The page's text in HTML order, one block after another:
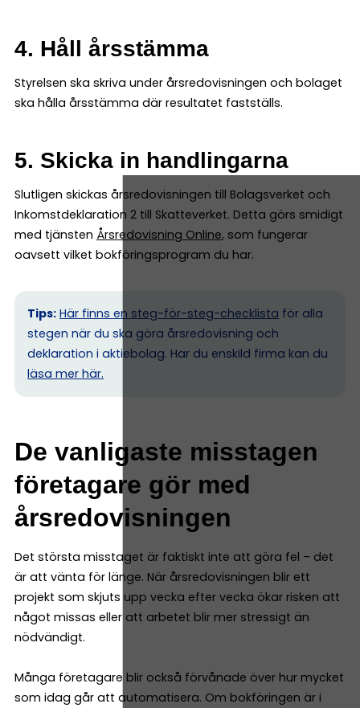
4. Håll årsstämma
Styrelsen ska skriva under årsredovisningen och bolaget
ska hålla årsstämma där resultatet fastställs.
5. Skicka in handlingarna
Slutligen skickas årsredovisningen till Bolagsverket och
Inkomstdeklaration 2 till Skatteverket. Detta görs smidigt
med tjänsten Årsredovisning Online, som fungerar
oavsett vilket bokföringsprogram du har.
Tips: Här finns en steg-för-steg-checklista för alla
stegen när du ska göra årsredovisning och
deklaration i aktiebolag. Har du enskild firma kan du
läsa mer här.
De vanligaste misstagen
företagare gör med
årsredovisningen
Det största misstaget är faktiskt inte att göra fel – det
är att vänta för länge. När årsredovisningen blir ett
projekt som skjuts upp vecka efter vecka ökar risken att
något missas eller att arbetet blir mer stressigt än
nödvändigt.
Många företagare blir också förvånade över hur mycket
som idag går att automatisera. Om bokföringen är i